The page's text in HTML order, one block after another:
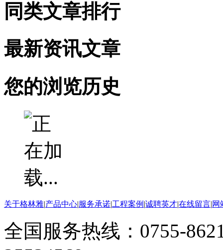
同类文章排行
最新资讯文章
您的浏览历史
关于格林雅|产品中心|服务承诺|工程案例 |诚聘英才|在线留言|网
全国服务热线：0755-